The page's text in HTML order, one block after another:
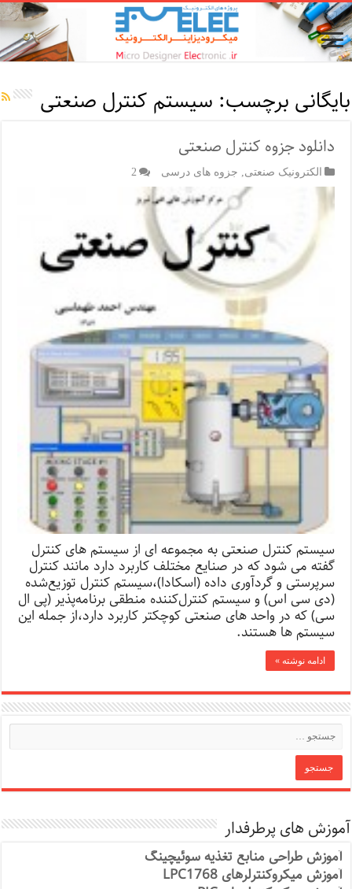
بایگانی برچسب: سیستم کنترل صنعتی
دانلود جزوه کنترل صنعتی
الکترونیک صنعتی جزوه های درسی 2
سیستم کنترل صنعتی به مجموعه ای از سیستم های کنترل
گفته می شود که در صنایع مختلف کاربرد دارد مانند کنترل
سرپرستی و گردآوری داده (اسکادا)،سیستم کنترل توزیع‌شده
(دی سی اس) و سیستم کنترل‌کننده منطقی برنامه‌پذیر (پی ال
سی) که در واحد های صنعتی کوچکتر کاربرد دارد،از جمله این
سیستم ها هستند.
ادامه نوشته »
آموزش های پرطرفدار
آموزش طراحی منابع تغذیه سوئیچینگ
آموزش میکروکنترلرهای LPC1768